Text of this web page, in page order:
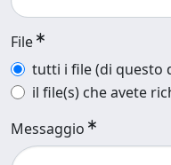
File
tutti i file (di questo
il file(s) che avete
Messaggio